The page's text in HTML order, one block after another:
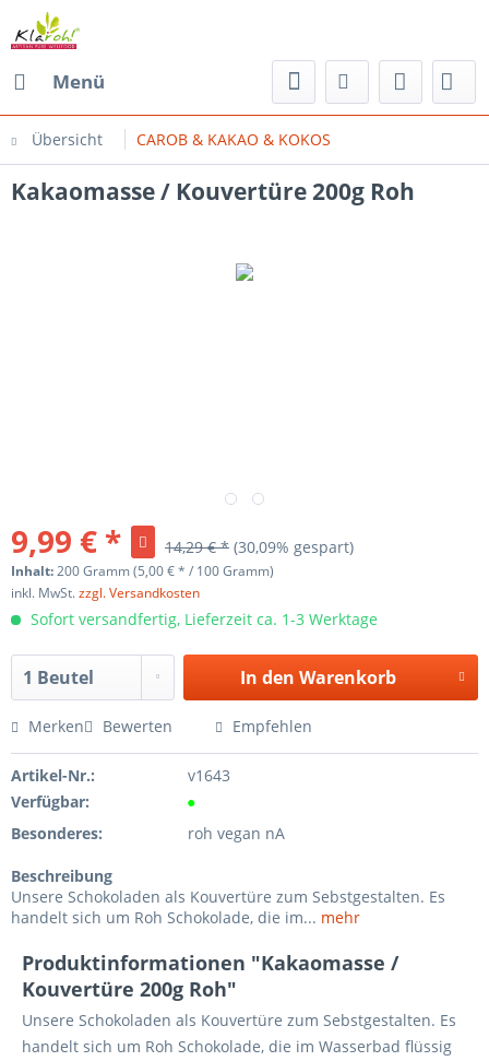
Menü
Übersicht CAROB & KAKAO & KOKOS
Kakaomasse / Kouvertüre 200g Roh
9,99 € * 14,29 € * (30,09% gespart)
Inhalt:200 Gramm (5,00 € * / 100 Gramm)
inkl. MwSt.zzgl. Versandkosten
Sofort versandfertig, Lieferzeit ca. 1-3 Werktage
In den Warenkorb
Merken Bewerten Empfehlen
Artikel-Nr.:
v1643
Verfügbar:
●
Besonderes:
roh vegan nA
Beschreibung
Unsere Schokoladen als Kouvertüre zum Sebstgestalten. Es
handelt sich um Roh Schokolade, die im... mehr
Produktinformationen "Kakaomasse /
Kouvertüre 200g Roh"
Unsere Schokoladen als Kouvertüre zum Sebstgestalten. Es
handelt sich um Roh Schokolade, die im Wasserbad flüssig